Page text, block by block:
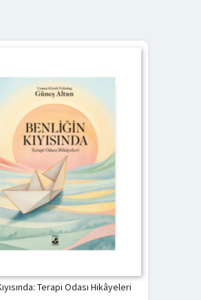
Terapi Odası Hikâyeleri